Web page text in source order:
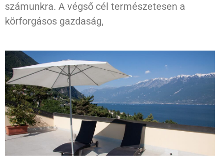
számunkra. A végső cél természetesen a
körforgásos gazdaság,